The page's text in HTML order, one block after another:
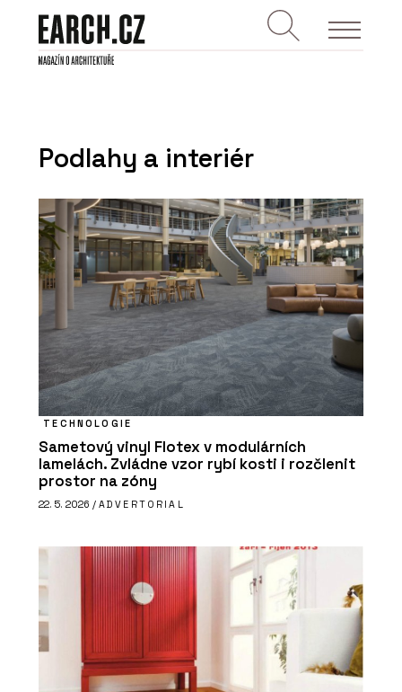
Podlahy a interiér
TECHNOLOGIE
Sametový vinyl Flotex v modulárních
lamelách. Zvládne vzor rybí kosti i rozčlenit
prostor na zóny
22. 5. 2026 / ADVERTORIAL